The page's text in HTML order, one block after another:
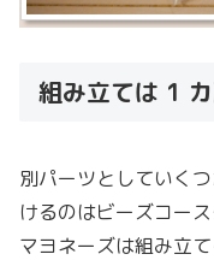
組み立ては 1
別パーツとしていく
けるのはビーズコー
マヨネーズは組み立